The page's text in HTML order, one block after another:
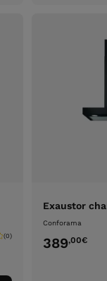
(0)
Exaustor
Conforama
389,00€